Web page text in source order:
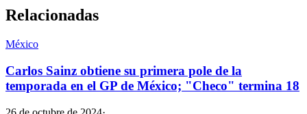
Relacionadas
México
Carlos Sainz obtiene su primera pole de la
temporada en el GP de México; "Checo" termina 18